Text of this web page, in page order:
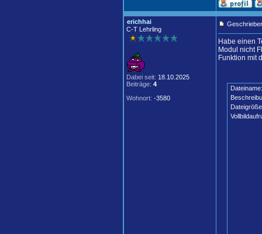
erichhai
C-T Lehrling
Dabei seit: 18.10.2025
Beiträge: 4
Wohnort: -3580
Habe einen
Modul nicht
Funktion mit
Dateiname: